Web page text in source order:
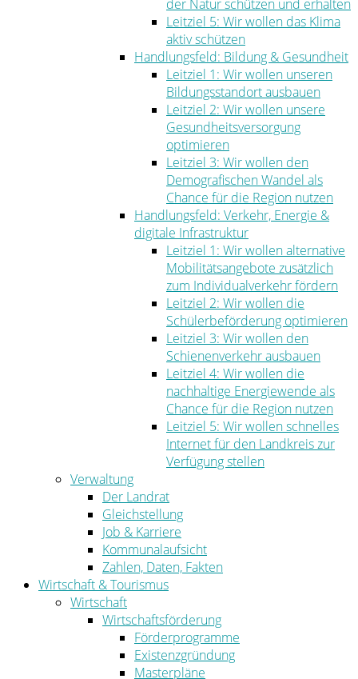
der Natur schützen und erhalten
Leitziel 5: Wir wollen das Klima
aktiv schützen
Handlungsfeld: Bildung & Gesundheit
Leitziel 1: Wir wollen unseren
Bildungsstandort ausbauen
Leitziel 2: Wir wollen unsere
Gesundheitsversorgung
optimieren
Leitziel 3: Wir wollen den
Demografischen Wandel als
Chance für die Region nutzen
Handlungsfeld: Verkehr, Energie &
digitale Infrastruktur
Leitziel 1: Wir wollen alternative
Mobilitätsangebote zusätzlich
zum Individualverkehr fördern
Leitziel 2: Wir wollen die
Schülerbeförderung optimieren
Leitziel 3: Wir wollen den
Schienenverkehr ausbauen
Leitziel 4: Wir wollen die
nachhaltige Energiewende als
Chance für die Region nutzen
Leitziel 5: Wir wollen schnelles
Internet für den Landkreis zur
Verfügung stellen
Verwaltung
Der Landrat
Gleichstellung
Job & Karriere
Kommunalaufsicht
Zahlen, Daten, Fakten
Wirtschaft & Tourismus
Wirtschaft
Wirtschaftsförderung
Förderprogramme
Existenzgründung
Masterpläne